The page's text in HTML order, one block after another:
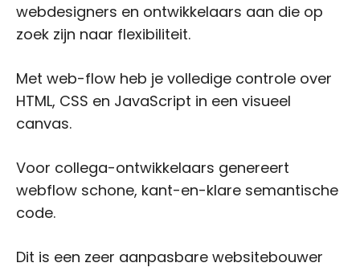
webdesigners en ontwikkelaars aan die op
zoek zijn naar flexibiliteit.
Met web-flow heb je volledige controle over
HTML, CSS en JavaScript in een visueel
canvas.
Voor collega-ontwikkelaars genereert
webflow schone, kant-en-klare semantische
code.
Dit is een zeer aanpasbare websitebouwer